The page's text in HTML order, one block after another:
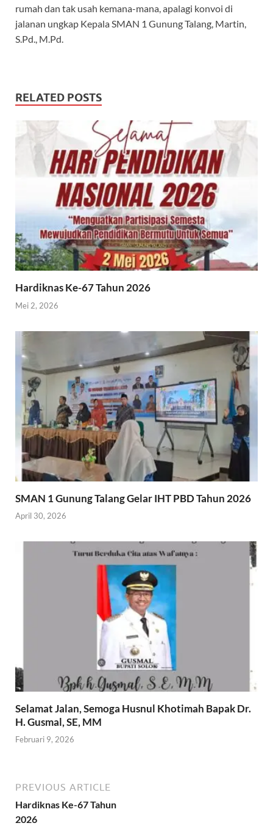
rumah dan tak usah kemana-mana, apalagi konvoi di
jalanan ungkap Kepala SMAN 1 Gunung Talang, Martin,
S.Pd., M.Pd.
RELATED POSTS
Hardiknas Ke-67 Tahun 2026
Mei 2, 2026
SMAN 1 Gunung Talang Gelar IHT PBD Tahun 2026
April 30, 2026
Selamat Jalan, Semoga Husnul Khotimah Bapak Dr.
H. Gusmal, SE, MM
Februari 9, 2026
PREVIOUS ARTICLE
Hardiknas Ke-67 Tahun
2026